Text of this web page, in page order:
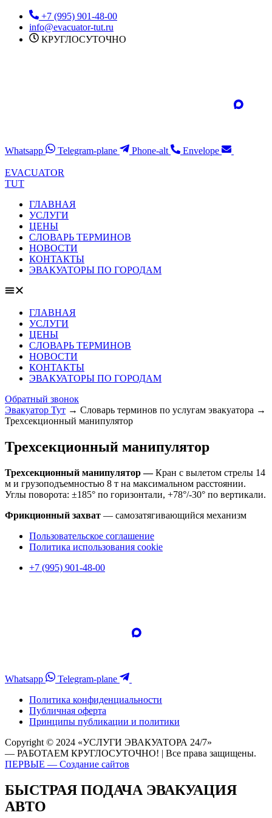
Перейти
содержимому
+7 (995) 901-48-00
info@evacuator-tut.ru
КРУГЛОСУТОЧНО
Whatsapp Telegram-plane Phone-alt Envelope
EVACUATOR
TUT
ГЛАВНАЯ
УСЛУГИ
ЦЕНЫ
СЛОВАРЬ ТЕРМИНОВ
НОВОСТИ
КОНТАКТЫ
ЭВАКУАТОРЫ ПО ГОРОДАМ
ГЛАВНАЯ
УСЛУГИ
ЦЕНЫ
СЛОВАРЬ ТЕРМИНОВ
НОВОСТИ
КОНТАКТЫ
ЭВАКУАТОРЫ ПО ГОРОДАМ
Обратный звонок
Эвакуатор Тут → Словарь терминов по услугам эвакуатора →
Трехсекционный манипулятор
Трехсекционный манипулятор
Трехсекционный манипулятор —Кран с вылетом стрелы 14
м и грузоподъемностью 8 т на максимальном расстоянии.
Углы поворота: ±185° по горизонтали, +78°/-30° по вертикали.
Фрикционный захват — самозатягивающийся механизм
Пользовательское соглашение
Политика использования cookie
+7 (995) 901-48-00
Whatsapp
Telegram-plane
Политика конфиденциальности
Публичная оферта
Принципы публикации и политики
Copyright © 2024 «УСЛУГИ ЭВАКУАТОРА 24/7»
— РАБОТАЕМ КРУГЛОСУТОЧНО! | Все права защищены.
ПЕРВЫЕ — Создание сайтов
БЫСТРАЯ ПОДАЧА ЭВАКУАЦИЯ
АВТО